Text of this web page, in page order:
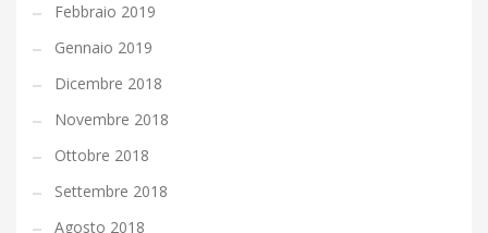
Febbraio 2019
Gennaio 2019
Dicembre 2018
Novembre 2018
Ottobre 2018
Settembre 2018
Agosto 2018